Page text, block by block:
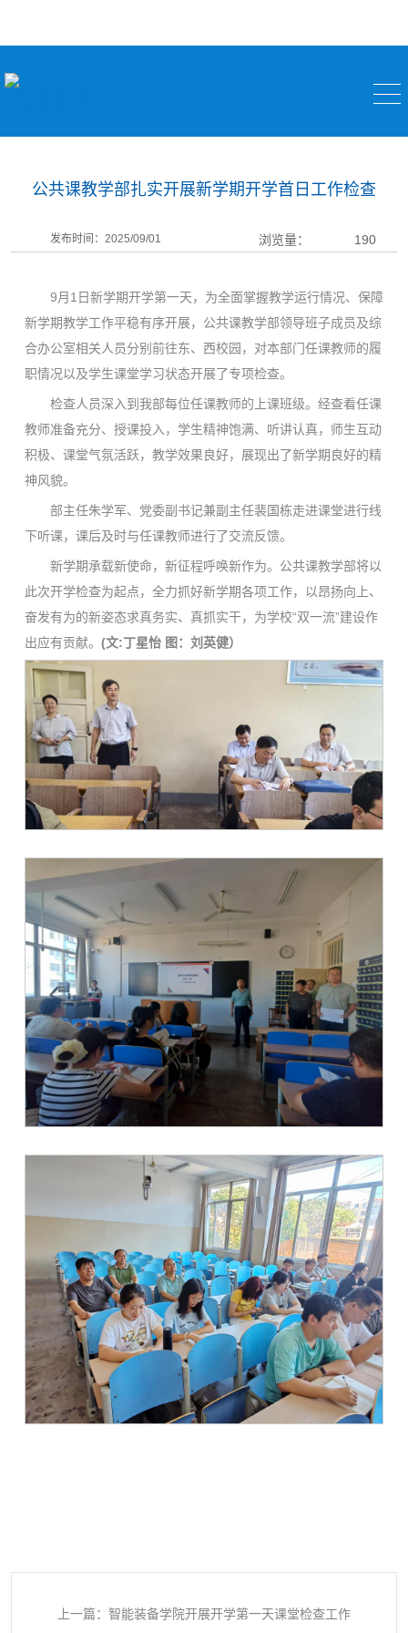
公共课教学部扎实开展新学期开学首日工作检查
发布时间：2025/09/01 浏览量： 190
9月1日新学期开学第一天，为全面掌握教学运行情况、保障
新学期教学工作平稳有序开展，公共课教学部领导班子成员及综
合办公室相关人员分别前往东、西校园，对本部门任课教师的履
职情况以及学生课堂学习状态开展了专项检查。
检查人员深入到我部每位任课教师的上课班级。经查看任课
教师准备充分、授课投入，学生精神饱满、听讲认真，师生互动
积极、课堂气氛活跃，教学效果良好，展现出了新学期良好的精
神风貌。
部主任朱学军、党委副书记兼副主任裴国栋走进课堂进行线
下听课，课后及时与任课教师进行了交流反馈。
新学期承载新使命，新征程呼唤新作为。公共课教学部将以
此次开学检查为起点，全力抓好新学期各项工作，以昂扬向上、
奋发有为的新姿态求真务实、真抓实干，为学校“双一流”建设作
出应有贡献。 (文:丁星怡 图：刘英健）
上一篇：智能装备学院开展开学第一天课堂检查工作